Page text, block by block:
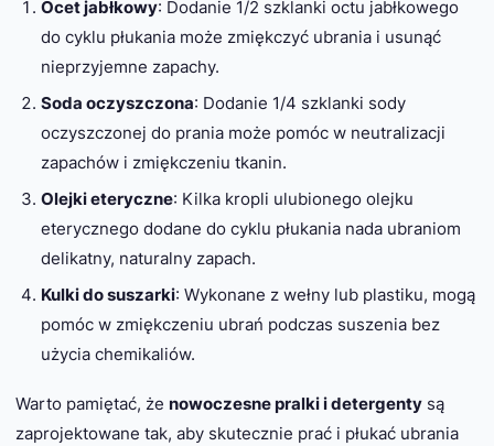
Ocet jabłkowy: Dodanie 1/2 szklanki octu jabłkowego
do cyklu płukania może zmiękczyć ubrania i usunąć
nieprzyjemne zapachy.
Soda oczyszczona: Dodanie 1/4 szklanki sody
oczyszczonej do prania może pomóc w neutralizacji
zapachów i zmiękczeniu tkanin.
Olejki eteryczne: Kilka kropli ulubionego olejku
eterycznego dodane do cyklu płukania nada ubraniom
delikatny, naturalny zapach.
Kulki do suszarki: Wykonane z wełny lub plastiku, mogą
pomóc w zmiękczeniu ubrań podczas suszenia bez
użycia chemikaliów.
Warto pamiętać, że nowoczesne pralki i detergenty są
zaprojektowane tak, aby skutecznie prać i płukać ubrania